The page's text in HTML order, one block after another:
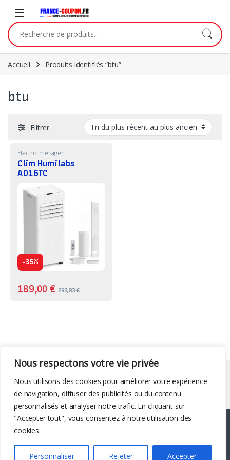
Nous respectons votre vie privée
Nous utilisons des cookies pour améliorer votre expérience
de navigation, diffuser des publicités ou du contenu
personnalisés et analyser notre trafic. En cliquant sur
"Accepter tout", vous consentez à notre utilisation des
cookies.
Personnaliser Rejeter Accepter
Recherche pour :
Accueil Produits identifiés “btu”
btu
Filtrer
Electro-menager
Clim Humilabs
A016TC
-35%
189,00€ 292,83€
Liens utiles